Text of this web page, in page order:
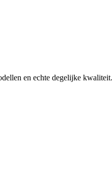
en echte degelijke